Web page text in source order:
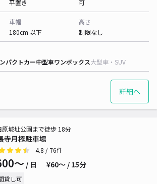
平置き
可
車幅
180cm 以下
高さ
制限なし
パクトカー中型車ワンボックス大型車・SUV
詳細へ
寺月極駐車場
原城址公園まで徒歩 18分
4.8 / 76件
〜 / 日 ¥60〜 / 15分
貸し可